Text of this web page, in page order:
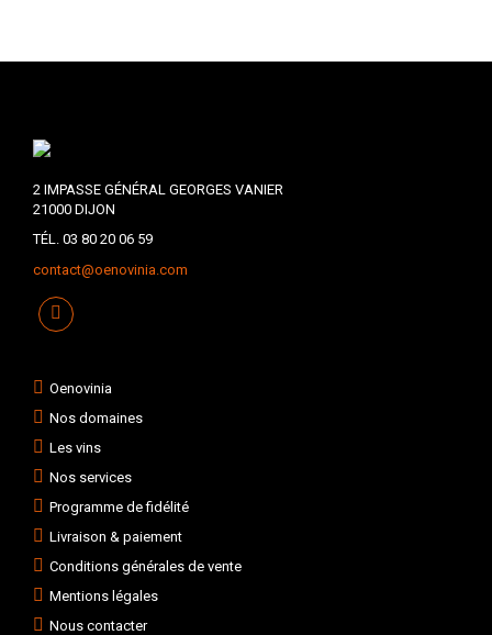
2 IMPASSE GÉNÉRAL GEORGES VANIER
21000 DIJON
TÉL. 03 80 20 06 59
contact@oenovinia.com
Oenovinia
Nos domaines
Les vins
Nos services
Programme de fidélité
Livraison & paiement
Conditions générales de vente
Mentions légales
Nous contacter